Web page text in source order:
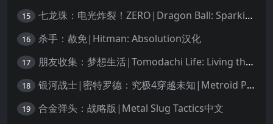
15 七龙珠：电光炸裂！ZERO|Dragon Ball: Sparking! Zero中文
16 杀手：赦免|Hitman: Absolution汉化
17 朋友收集：梦想生活|Tomodachi Life: Living the Dream中文
18 银河战士|密特罗德：究极4穿越未知|Metroid Prime 4: Beyond中文
19 合金弹头：战略版|Metal Slug Tactics中文